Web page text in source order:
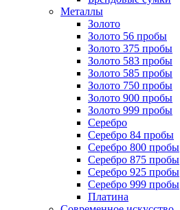
Металлы
Золото
Золото 56 пробы
Золото 375 пробы
Золото 583 пробы
Золото 585 пробы
Золото 750 пробы
Золото 900 пробы
Золото 999 пробы
Серебро
Серебро 84 пробы
Серебро 800 пробы
Серебро 875 пробы
Серебро 925 пробы
Серебро 999 пробы
Платина